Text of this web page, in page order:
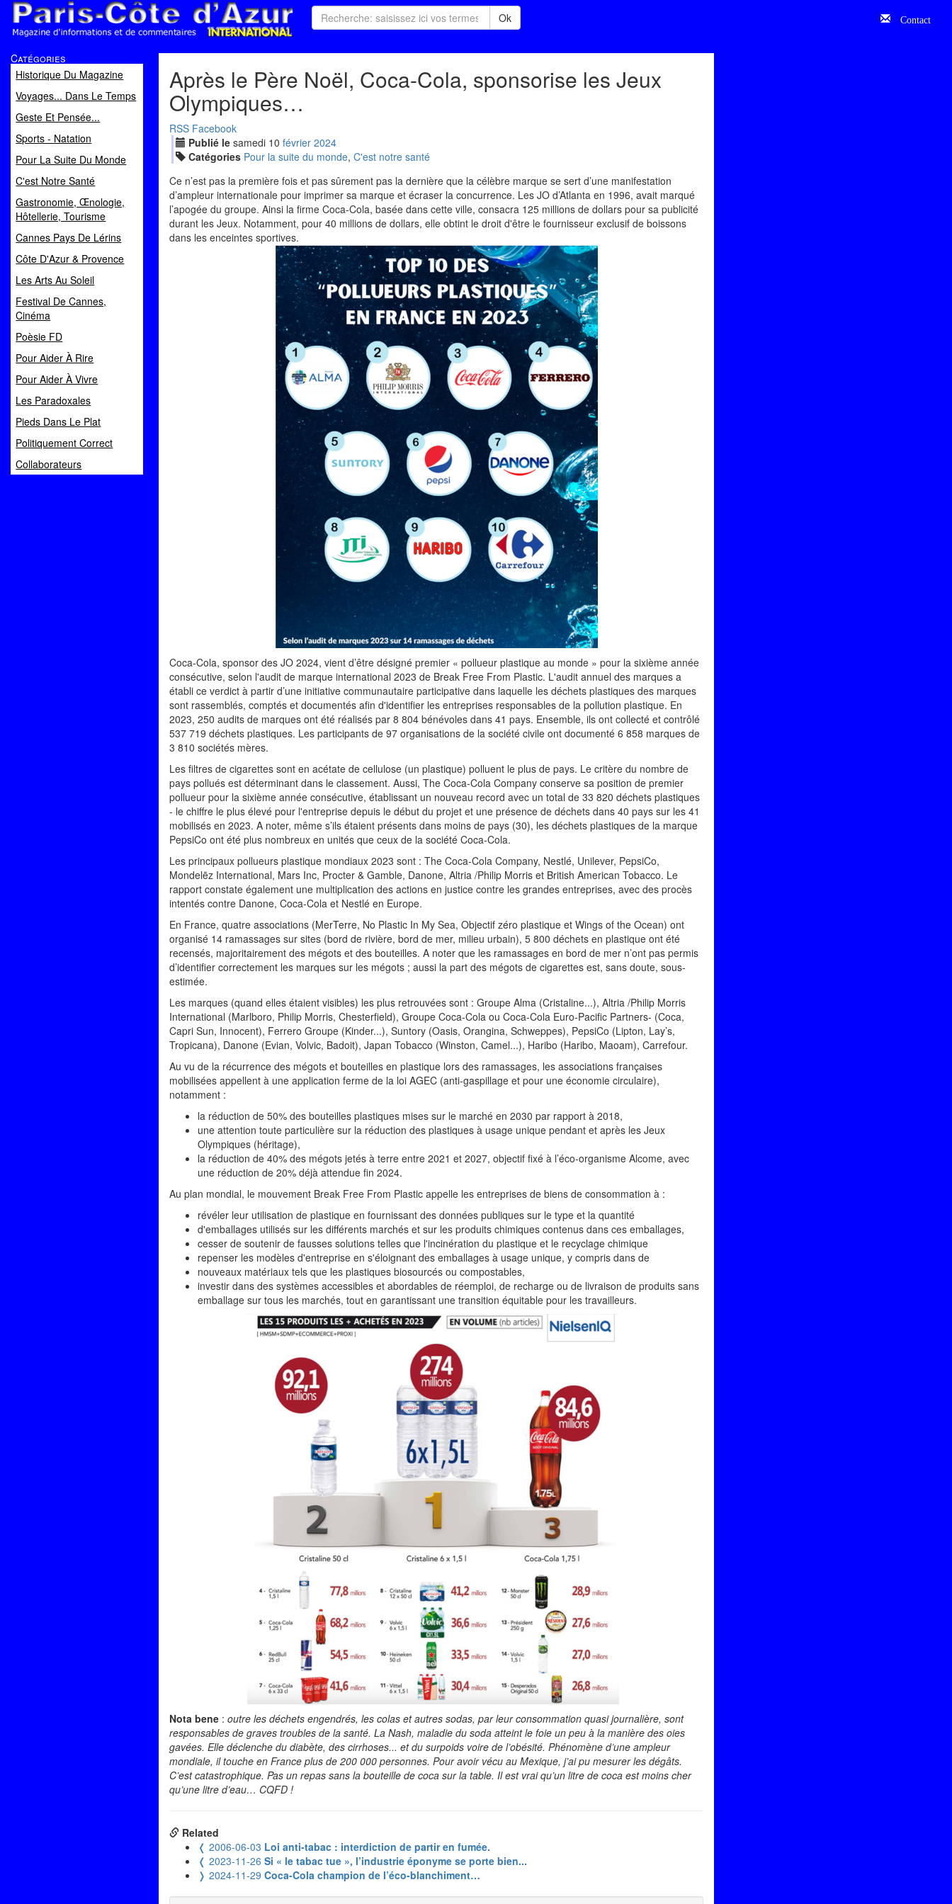
Magazine d'informations et de commentaires
Ok Contact
Catégories
Historique Du Magazine
Voyages... Dans Le Temps
Geste Et Pensée...
Sports - Natation
Pour La Suite Du Monde
C'est Notre Santé
Gastronomie, Œnologie,
Hôtellerie, Tourisme
Cannes Pays De Lérins
Côte D'Azur & Provence
Les Arts Au Soleil
Festival De Cannes,
Cinéma
Poèsie FD
Pour Aider À Rire
Pour Aider À Vivre
Les Paradoxales
Pieds Dans Le Plat
Politiquement Correct
Collaborateurs
Après le Père Noël, Coca-Cola, sponsorise les Jeux
Olympiques…
RSS Facebook
Publié le samedi 10 février 2024
Catégories Pour la suite du monde, C'est notre santé
Ce n’est pas la première fois et pas sûrement pas la dernière que la célèbre marque se sert d’une manifestation
d’ampleur internationale pour imprimer sa marque et écraser la concurrence. Les JO d’Atlanta en 1996, avait marqué
l’apogée du groupe. Ainsi la firme Coca-Cola, basée dans cette ville, consacra 125 millions de dollars pour sa publicité
durant les Jeux. Notamment, pour 40 millions de dollars, elle obtint le droit d'être le fournisseur exclusif de boissons
dans les enceintes sportives.
Coca-Cola, sponsor des JO 2024, vient d’être désigné premier « pollueur plastique au monde » pour la sixième année
consécutive, selon l'audit de marque international 2023 de Break Free From Plastic. L'audit annuel des marques a
établi ce verdict à partir d’une initiative communautaire participative dans laquelle les déchets plastiques des marques
sont rassemblés, comptés et documentés afin d'identifier les entreprises responsables de la pollution plastique. En
2023, 250 audits de marques ont été réalisés par 8 804 bénévoles dans 41 pays. Ensemble, ils ont collecté et contrôlé
537 719 déchets plastiques. Les participants de 97 organisations de la société civile ont documenté 6 858 marques de
3 810 sociétés mères.
Les filtres de cigarettes sont en acétate de cellulose (un plastique) polluent le plus de pays. Le critère du nombre de
pays pollués est déterminant dans le classement. Aussi, The Coca-Cola Company conserve sa position de premier
pollueur pour la sixième année consécutive, établissant un nouveau record avec un total de 33 820 déchets plastiques
- le chiffre le plus élevé pour l'entreprise depuis le début du projet et une présence de déchets dans 40 pays sur les 41
mobilisés en 2023. A noter, même s’ils étaient présents dans moins de pays (30), les déchets plastiques de la marque
PepsiCo ont été plus nombreux en unités que ceux de la société Coca-Cola.
Les principaux pollueurs plastique mondiaux 2023 sont : The Coca-Cola Company, Nestlé, Unilever, PepsiCo,
Mondelēz International, Mars Inc, Procter & Gamble, Danone, Altria /Philip Morris et British American Tobacco. Le
rapport constate également une multiplication des actions en justice contre les grandes entreprises, avec des procès
intentés contre Danone, Coca-Cola et Nestlé en Europe.
En France, quatre associations (MerTerre, No Plastic In My Sea, Objectif zéro plastique et Wings of the Ocean) ont
organisé 14 ramassages sur sites (bord de rivière, bord de mer, milieu urbain), 5 800 déchets en plastique ont été
recensés, majoritairement des mégots et des bouteilles. A noter que les ramassages en bord de mer n’ont pas permis
d’identifier correctement les marques sur les mégots ; aussi la part des mégots de cigarettes est, sans doute, sous-
estimée.
Les marques (quand elles étaient visibles) les plus retrouvées sont : Groupe Alma (Cristaline...), Altria /Philip Morris
International (Marlboro, Philip Morris, Chesterfield), Groupe Coca-Cola ou Coca-Cola Euro-Pacific Partners- (Coca,
Capri Sun, Innocent), Ferrero Groupe (Kinder...), Suntory (Oasis, Orangina, Schweppes), PepsiCo (Lipton, Lay’s,
Tropicana), Danone (Evian, Volvic, Badoit), Japan Tobacco (Winston, Camel...), Haribo (Haribo, Maoam), Carrefour.
Au vu de la récurrence des mégots et bouteilles en plastique lors des ramassages, les associations françaises
mobilisées appellent à une application ferme de la loi AGEC (anti-gaspillage et pour une économie circulaire),
notamment :
la réduction de 50% des bouteilles plastiques mises sur le marché en 2030 par rapport à 2018,
une attention toute particulière sur la réduction des plastiques à usage unique pendant et après les Jeux
Olympiques (héritage),
la réduction de 40% des mégots jetés à terre entre 2021 et 2027, objectif fixé à l’éco-organisme Alcome, avec
une réduction de 20% déjà attendue fin 2024.
Au plan mondial, le mouvement Break Free From Plastic appelle les entreprises de biens de consommation à :
révéler leur utilisation de plastique en fournissant des données publiques sur le type et la quantité
d'emballages utilisés sur les différents marchés et sur les produits chimiques contenus dans ces emballages,
cesser de soutenir de fausses solutions telles que l'incinération du plastique et le recyclage chimique
repenser les modèles d'entreprise en s'éloignant des emballages à usage unique, y compris dans de
nouveaux matériaux tels que les plastiques biosourcés ou compostables,
investir dans des systèmes accessibles et abordables de réemploi, de recharge ou de livraison de produits sans
emballage sur tous les marchés, tout en garantissant une transition équitable pour les travailleurs.
Nota bene : outre les déchets engendrés, les colas et autres sodas, par leur consommation quasi journalière, sont
responsables de graves troubles de la santé. La Nash, maladie du soda atteint le foie un peu à la manière des oies
gavées. Elle déclenche du diabète, des cirrhoses... et du surpoids voire de l’obésité. Phénomène d’une ampleur
mondiale, il touche en France plus de 200 000 personnes. Pour avoir vécu au Mexique, j’ai pu mesurer les dégâts.
C’est catastrophique. Pas un repas sans la bouteille de coca sur la table. Il est vrai qu’un litre de coca est moins cher
qu’une litre d’eau… CQFD !
Related
❬ 2006-06-03 Loi anti-tabac : interdiction de partir en fumée.
❬ 2023-11-26 Si « le tabac tue », l’industrie éponyme se porte bien...
❭ 2024-11-29 Coca-Cola champion de l’éco-blanchiment…